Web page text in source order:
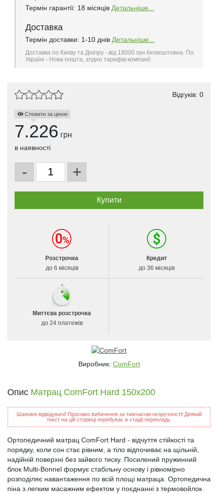
Термін гарантії: 18 місяців Детальніше...
Доставка
Термін доставки: 1-10 днів Детальніше...
Доставка по Києву та Дніпру - від 18000 грн безкоштовна. По
Україні - Нова пошта, згідно тарифів компанії..
Відгуків: 0
Стежити за ціною
7.226 грн
в наявності
- +
Розстрочка
до 6 місяців
Кредит
до 36 місяців
Миттєва розстрочка
до 24 платежів
Виробник: ComFort
Опис Матрац ComFort Hard 150x200
Шановні відвідувачі! Просимо вибачення за тимчасові незручності! Деякий
текст на цій сторінці перебуває в стадії перекладу.
Ортопедичний матрац ComFort Hard - відчуття стійкості та
порядку, коли сон стає рівним, а тіло відпочиває на щільній,
надійній поверхні без зайвого тиску. Посилений пружинний
блок Multi-Bonnel формує стабільну основу і рівномірно
розподіляє навантаження по всій площі матраца. Ортопедична
піна з легким масажним ефектом у поєднанні з термовойлок